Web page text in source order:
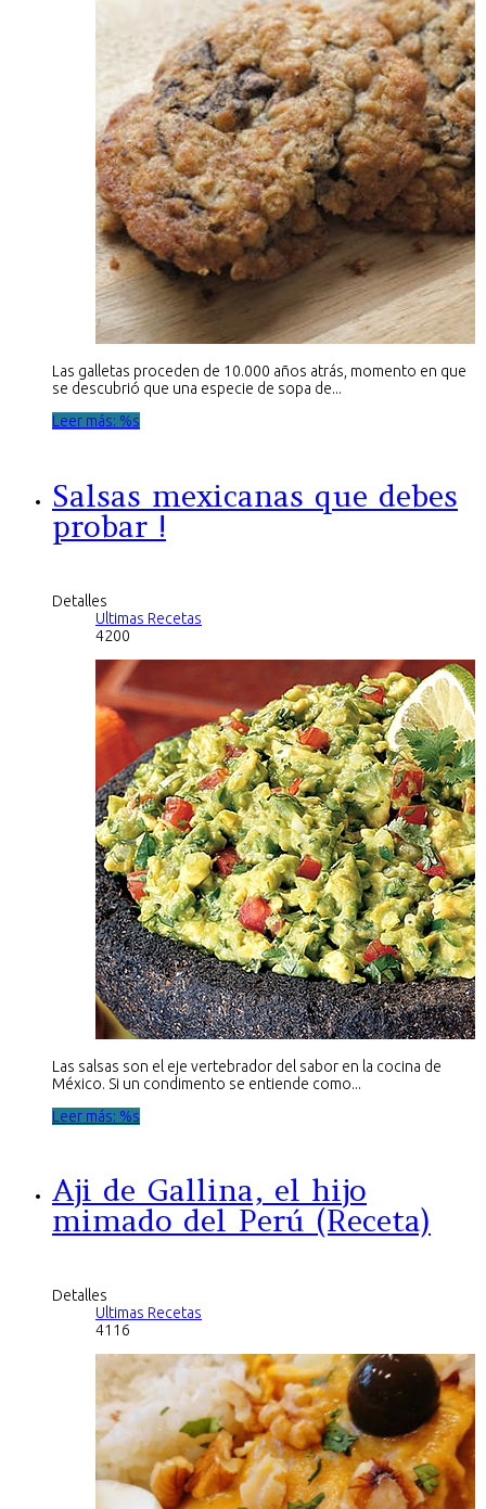
Las galletas proceden de 10.000 años atrás, momento en que
se descubrió que una especie de sopa de...
Leer más: %s
Salsas mexicanas que debes
probar !
Detalles
Ultimas Recetas
4200
Las salsas son el eje vertebrador del sabor en la cocina de
México. Si un condimento se entiende como...
Leer más: %s
Aji de Gallina, el hijo
mimado del Perú (Receta)
Detalles
Ultimas Recetas
4116